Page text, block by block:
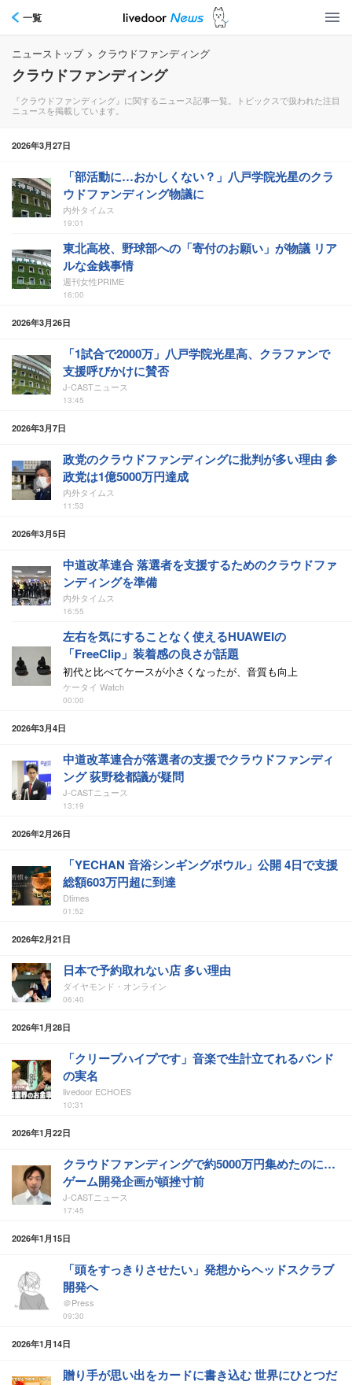
一覧
ニューストップ > クラウドファンディング
クラウドファンディング
『クラウドファンディング』に関するニュース記事一覧。トピックスで扱われた注目
ニュースを掲載しています。
2026年3月27日
「部活動に…おかしくない？」八戸学院光星のクラ
ウドファンディング物議に
内外タイムス
19:01
東北高校、野球部への「寄付のお願い」が物議 リア
ルな金銭事情
週刊女性PRIME
16:00
2026年3月26日
「1試合で2000万」八戸学院光星高、クラファンで
支援呼びかけに賛否
J-CASTニュース
13:45
2026年3月7日
政党のクラウドファンディングに批判が多い理由 参
政党は1億5000万円達成
内外タイムス
11:53
2026年3月5日
中道改革連合 落選者を支援するためのクラウドファ
ンディングを準備
内外タイムス
16:55
左右を気にすることなく使えるHUAWEIの
「FreeClip」装着感の良さが話題
初代と比べてケースが小さくなったが、音質も向上
ケータイ Watch
00:00
2026年3月4日
中道改革連合が落選者の支援でクラウドファンディ
ング 荻野稔都議が疑問
J-CASTニュース
13:19
2026年2月26日
「YECHAN 音浴シンギングボウル」公開 4日で支援
総額603万円超に到達
Dtimes
01:52
2026年2月21日
日本で予約取れない店 多い理由
ダイヤモンド・オンライン
06:40
2026年1月28日
「クリープハイプです」音楽で生計立てれるバンド
の実名
livedoor ECHOES
10:31
2026年1月22日
クラウドファンディングで約5000万円集めたのに…
ゲーム開発企画が頓挫寸前
J-CASTニュース
17:45
2026年1月15日
「頭をすっきりさせたい」発想からヘッドスクラブ
開発へ
＠Press
09:30
2026年1月14日
贈り手が思い出をカードに書き込む 世界にひとつだ